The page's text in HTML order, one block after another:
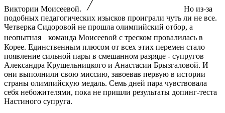
Виктории Моисеевой.
Но из-за
подобных педагогических изысков проиграли чуть ли не все.
Четверка Сидоровой не прошла олимпийский отбор, а
неопытная команда Моисеевой с треском провалилась в
Корее. Единственным плюсом от всех этих перемен стало
появление сильной пары в смешанном разряде - супругов
Александра Крушельницкого и Анастасии Брызгаловой. И
они выполнили свою миссию, завоевав первую в истории
страны олимпийскую медаль. Семь дней пара чувствовала
себя небожителями, пока не пришли результаты допинг-теста
Настиного супруга.